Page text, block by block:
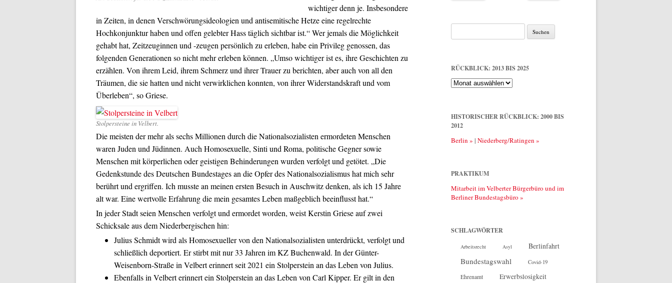
wichtiger denn je. Insbesondere
in Zeiten, in denen Verschwörungsideologien und antisemitische Hetze eine regelrechte
Hochkonjunktur haben und offen gelebter Hass täglich sichtbar ist.“ Wer jemals die Möglichkeit
gehabt hat, Zeitzeuginnen und -zeugen persönlich zu erleben, habe ein Privileg genossen, das
folgenden Generationen so nicht mehr erleben können. „Umso wichtiger ist es, ihre Geschichten zu
erzählen. Von ihrem Leid, ihrem Schmerz und ihrer Trauer zu berichten, aber auch von all den
Träumen, die sie hatten und nicht verwirklichen konnten, von ihrer Widerstandskraft und vom
Überleben“, so Griese.
Stolpersteine in Velbert.
Die meisten der mehr als sechs Millionen durch die Nationalsozialisten ermordeten Menschen
waren Juden und Jüdinnen. Auch Homosexuelle, Sinti und Roma, politische Gegner sowie
Menschen mit körperlichen oder geistigen Behinderungen wurden verfolgt und getötet. „Die
Gedenkstunde des Deutschen Bundestages an die Opfer des Nationalsozialismus hat mich sehr
berührt und ergriffen. Ich musste an meinen ersten Besuch in Auschwitz denken, als ich 15 Jahre
alt war. Eine wertvolle Erfahrung die mein gesamtes Leben maßgeblich beeinflusst hat.“
In jeder Stadt seien Menschen verfolgt und ermordet worden, weist Kerstin Griese auf zwei
Schicksale aus dem Niederbergischen hin:
Julius Schmidt wird als Homosexueller von den Nationalsozialisten unterdrückt, verfolgt und
schließlich deportiert. Er stirbt mit nur 33 Jahren im KZ Buchenwald. In der Günter-
Weisenborn-Straße in Velbert erinnert seit 2021 ein Stolperstein an das Leben von Julius.
Ebenfalls in Velbert erinnert ein Stolperstein an das Leben von Carl Kipper. Er gilt in den
nach:
RÜCKBLICK: 2013 BIS 2025
Rückblick:
2013
HISTORISCHER RÜCKBLICK: 2000 BIS
2012
Berlin » | Niederberg/Ratingen »
PRAKTIKUM
Mitarbeit im Velberter Bürgerbüro und im
Berliner Bundestagsbüro »
SCHLAGWÖRTER
Arbeitsrecht Asyl Berlinfahrt
Bundestagswahl Covid-19
Ehrenamt Erwerbslosigkeit